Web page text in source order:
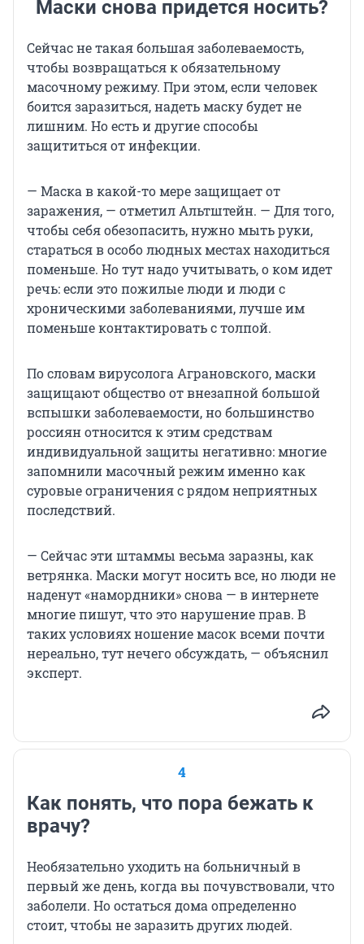
Маски снова придется носить?
Сейчас не такая большая заболеваемость,
чтобы возвращаться к обязательному
масочному режиму. При этом, если человек
боится заразиться, надеть маску будет не
лишним. Но есть и другие способы
защититься от инфекции.
— Маска в какой-то мере защищает от
заражения, — отметил Альтштейн. — Для того,
чтобы себя обезопасить, нужно мыть руки,
стараться в особо людных местах находиться
поменьше. Но тут надо учитывать, о ком идет
речь: если это пожилые люди и люди с
хроническими заболеваниями, лучше им
поменьше контактировать с толпой.
По словам вирусолога Аграновского, маски
защищают общество от внезапной большой
вспышки заболеваемости, но большинство
россиян относится к этим средствам
индивидуальной защиты негативно: многие
запомнили масочный режим именно как
суровые ограничения с рядом неприятных
последствий.
— Сейчас эти штаммы весьма заразны, как
ветрянка. Маски могут носить все, но люди не
наденут «намордники» снова — в интернете
многие пишут, что это нарушение прав. В
таких условиях ношение масок всеми почти
нереально, тут нечего обсуждать, — объяснил
эксперт.
4
Как понять, что пора бежать к
врачу?
Необязательно уходить на больничный в
первый же день, когда вы почувствовали, что
заболели. Но остаться дома определенно
стоит, чтобы не заразить других людей.